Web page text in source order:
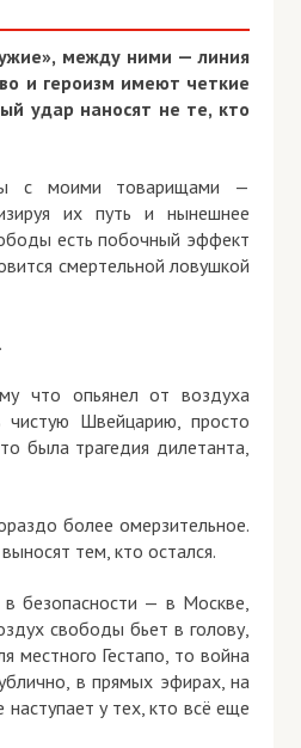
между ними — линия
и героизм имеют четкие
удар наносят не те, кто
с моими товарищами —
их путь и нынешнее
есть побочный эффект
смертельной ловушкой
что опьянел от воздуха
чистую Швейцарию, просто
была трагедия дилетанта,
более омерзительное.
тем, кто остался.
в безопасности — в Москве,
свободы бьет в голову,
местного Гестапо, то война
в прямых эфирах, на
у тех, кто всё еще